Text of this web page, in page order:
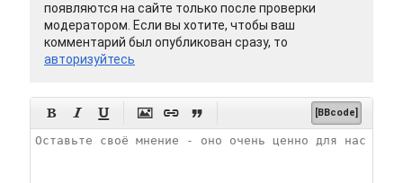
появляются на сайте только после проверки
модератором. Если вы хотите, чтобы ваш
комментарий был опубликован сразу, то
авторизуйтесь
      [BBcode]